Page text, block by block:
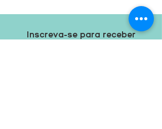
Inscreva-se para receber